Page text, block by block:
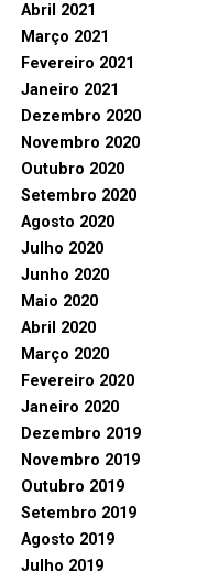
Abril 2021
Março 2021
Fevereiro 2021
Janeiro 2021
Dezembro 2020
Novembro 2020
Outubro 2020
Setembro 2020
Agosto 2020
Julho 2020
Junho 2020
Maio 2020
Abril 2020
Março 2020
Fevereiro 2020
Janeiro 2020
Dezembro 2019
Novembro 2019
Outubro 2019
Setembro 2019
Agosto 2019
Julho 2019